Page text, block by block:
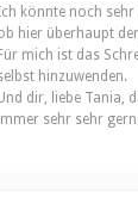
könnte noch sehr
hier überhaupt
Für mich ist das
hinzuwenden.
dir, liebe Tania,
sehr sehr